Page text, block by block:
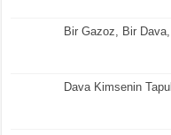
Bir Gazoz, Bir
Dava Kimsenin